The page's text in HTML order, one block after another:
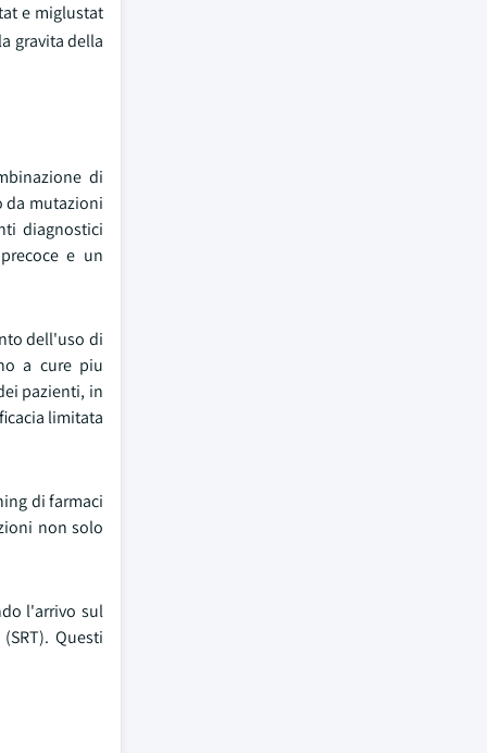
e miglustat
gravita della
di
da mutazioni
diagnostici
e un
dell'uso di
a cure piu
pazienti, in
limitata
di farmaci
non solo
l'arrivo sul
Questi